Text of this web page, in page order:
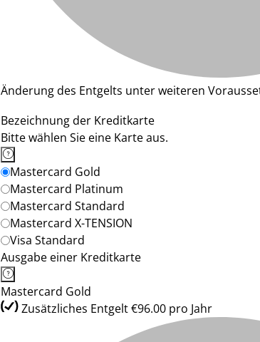
Änderung des Entgelts unter weiteren
Bezeichnung der Kreditkarte
Bitte wählen Sie eine Karte aus.
Mastercard Gold
Mastercard Platinum
Mastercard Standard
Mastercard X-TENSION
Visa Standard
Ausgabe einer Kreditkarte
Mastercard Gold
Zusätzliches Entgelt €96.00 pro Jahr